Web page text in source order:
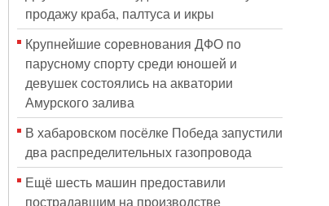
продажу краба, палтуса и икры
Крупнейшие соревнования ДФО по
парусному спорту среди юношей и
девушек состоялись на акватории
Амурского залива
В хабаровском посёлке Победа запустили
два распределительных газопровода
Ещё шесть машин предоставили
пострадавшим на производстве